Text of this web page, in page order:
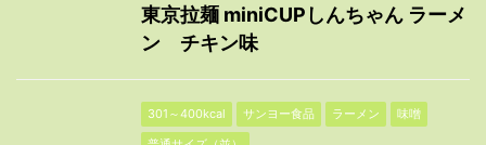
東京拉麺 miniCUPしんちゃん ラーメ
ン チキン味
301～400kcal サンヨー食品 ラーメン
味噌